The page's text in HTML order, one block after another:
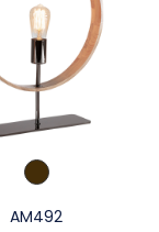
AM492